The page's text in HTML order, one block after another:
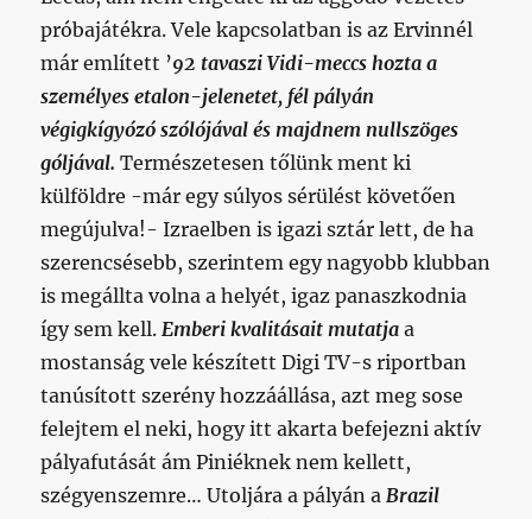
próbajátékra. Vele kapcsolatban is az Ervinnél
már említett ’92 tavaszi Vidi-meccs hozta a
személyes etalon-jelenetet, fél pályán
végigkígyózó szólójával és majdnem nullszöges
góljával.Természetesen tőlünk ment ki
külföldre -már egy súlyos sérülést követően
megújulva!- Izraelben is igazi sztár lett, de ha
szerencsésebb, szerintem egy nagyobb klubban
is megállta volna a helyét, igaz panaszkodnia
így sem kell.Emberi kvalitásait mutatjaa
mostanság vele készített Digi TV-s riportban
tanúsított szerény hozzáállása, azt meg sose
felejtem el neki, hogy itt akarta befejezni aktív
pályafutását ám Piniéknek nem kellett,
szégyenszemre… Utoljára a pályán aBrazil